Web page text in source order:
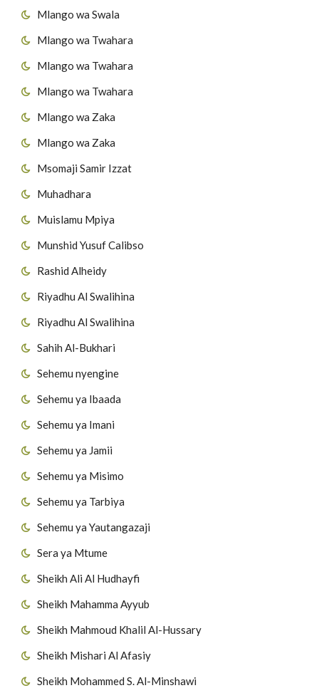
Mlango wa Swala
Mlango wa Twahara
Mlango wa Twahara
Mlango wa Twahara
Mlango wa Zaka
Mlango wa Zaka
Msomaji Samir Izzat
Muhadhara
Muislamu Mpiya
Munshid Yusuf Calibso
Rashid Alheidy
Riyadhu Al Swalihina
Riyadhu Al Swalihina
Sahih Al-Bukhari
Sehemu nyengine
Sehemu ya Ibaada
Sehemu ya Imani
Sehemu ya Jamii
Sehemu ya Misimo
Sehemu ya Tarbiya
Sehemu ya Yautangazaji
Sera ya Mtume
Sheikh Ali Al Hudhayfi
Sheikh Mahamma Ayyub
Sheikh Mahmoud Khalil Al-Hussary
Sheikh Mishari Al Afasiy
Sheikh Mohammed S. Al-Minshawi